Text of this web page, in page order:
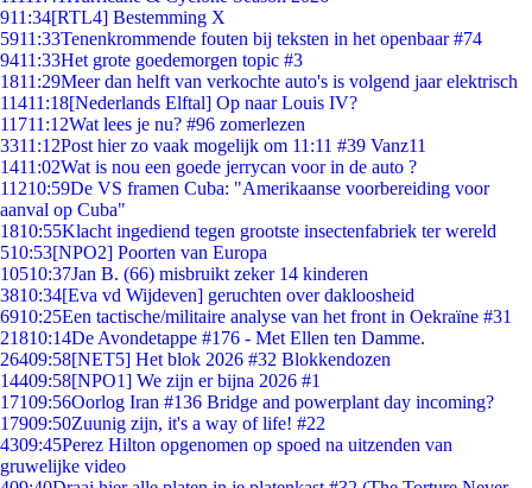
911:34[RTL4] Bestemming X
5911:33Tenenkrommende fouten bij teksten in het openbaar #74
9411:33Het grote goedemorgen topic #3
1811:29Meer dan helft van verkochte auto's is volgend jaar elektrisch
11411:18[Nederlands Elftal] Op naar Louis IV?
11711:12Wat lees je nu? #96 zomerlezen
3311:12Post hier zo vaak mogelijk om 11:11 #39 Vanz11
1411:02Wat is nou een goede jerrycan voor in de auto ?
11210:59De VS framen Cuba: "Amerikaanse voorbereiding voor
aanval op Cuba"
1810:55Klacht ingediend tegen grootste insectenfabriek ter wereld
510:53[NPO2] Poorten van Europa
10510:37Jan B. (66) misbruikt zeker 14 kinderen
3810:34[Eva vd Wijdeven] geruchten over dakloosheid
6910:25Een tactische/militaire analyse van het front in Oekraïne #31
21810:14De Avondetappe #176 - Met Ellen ten Damme.
26409:58[NET5] Het blok 2026 #32 Blokkendozen
14409:58[NPO1] We zijn er bijna 2026 #1
17109:56Oorlog Iran #136 Bridge and powerplant day incoming?
17909:50Zuunig zijn, it's a way of life! #22
4309:45Perez Hilton opgenomen op spoed na uitzenden van
gruwelijke video